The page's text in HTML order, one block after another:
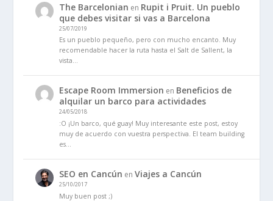
The Barcelonian en Rupit i Pruit. Un pueblo
que debes visitar si vas a Barcelona
25/07/2019
Es un pueblo pequeño, pero con mucho encanto. Muy
recomendable hacer la ruta hasta el Salt de Sallent, la
vista…
Escape Room Immersion en Beneficios de
alquilar un barco para actividades
24/05/2018
:O ¡Un barco, qué guay! Muy interesante este post, estoy
muy de acuerdo con vuestra perspectiva. El team building
es…
SEO en Cancún enViajes a Cancún
25/10/2017
Muy buen post ;)